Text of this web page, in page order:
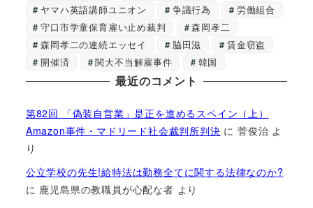
ヤマハ英語講師ユニオン
争議行為
労働組合
守口市学童保育雇い止め裁判
森岡孝二
森岡孝二の連続エッセイ
脇田滋
賃金窃盗
開催済
関大不当解雇事件 韓国
最近のコメント
第82回 「偽装自営業」是正を進めるスペイン（上）
Amazon事件・マドリード社会裁判所判決 に菅俊治 よ
り
公立学校の先生!給特法は勤務全てに関する法律なのか?
に 鹿児島県の教職員が心配な者 より